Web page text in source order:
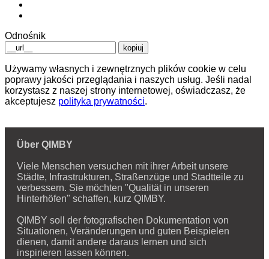
Odnośnik
kopiuj
Używamy własnych i zewnętrznych plików cookie w celu
poprawy jakości przeglądania i naszych usług. Jeśli nadal
korzystasz z naszej strony internetowej, oświadczasz, że
akceptujesz polityka prywatności.
Über QIMBY
Viele Menschen versuchen mit ihrer Arbeit unsere
Städte, Infrastrukturen, Straßenzüge und Stadtteile zu
verbessern. Sie möchten "Qualität in unseren
Hinterhöfen" schaffen, kurz QIMBY.
QIMBY soll der fotografischen Dokumentation von
Situationen, Veränderungen und guten Beispielen
dienen, damit andere daraus lernen und sich
inspirieren lassen können.